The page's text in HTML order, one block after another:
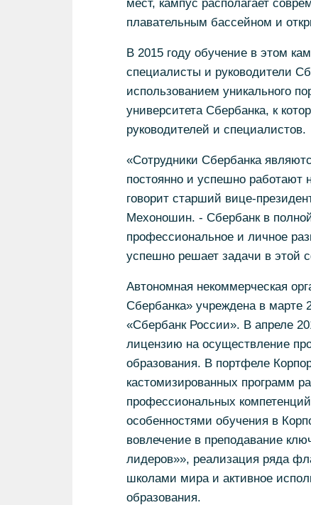
мест, кампус располагает
плавательным бассейном и
В 2015 году обучение в этом
специалисты и руководители
использованием уникального
университета Сбербанка, к
руководителей и специалистов.
«Сотрудники Сбербанка
постоянно и успешно работают
говорит старший вице-
Мехоношин. - Сбербанк в
профессиональное и личное
успешно решает задачи в этой
Автономная некоммерческая
Сбербанка» учреждена в марте
«Сбербанк России». В апреле
лицензию на осуществление
образования. В портфеле
кастомизированных программ
профессиональных
особенностями обучения в
вовлечение в преподавание
лидеров»», реализация ряда
школами мира и активное
образования.